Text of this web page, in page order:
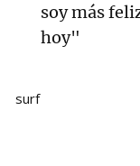
soy más
hoy"
surf